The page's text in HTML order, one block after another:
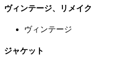
ヴィンテージ、リメイク
ヴィンテージ
ジャケット